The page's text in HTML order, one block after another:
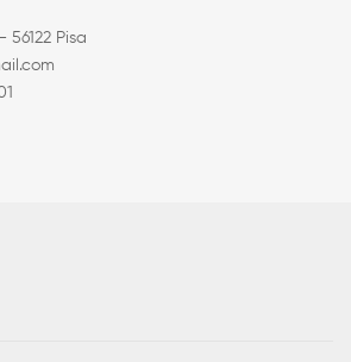
56122 Pisa